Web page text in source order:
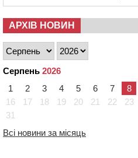
АРХІВ НОВИН
Серпень 2026
1
2 3 4 5 6 7 8
16
17 18 19 20 21 22 23
31
Всі новини за місяць